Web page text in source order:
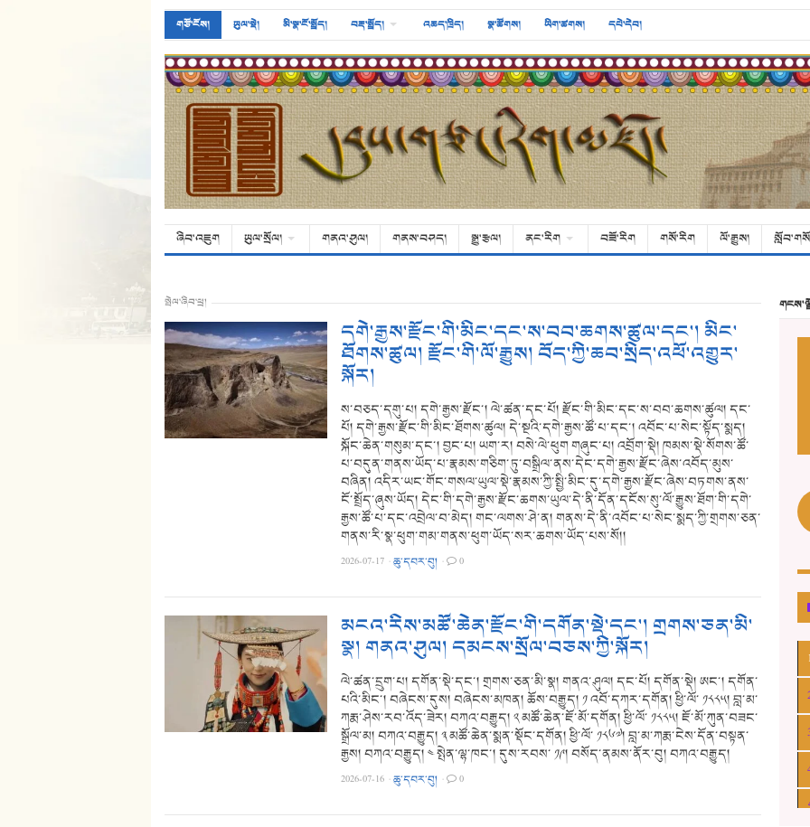
གཙོ་ངོས། ཡུལ་སྡེ། མི་སྣ་ངོ་སྤྲོད། བརྡ་སྤྲོད། འཆད་ཁྲིད། སྣ་ཚོགས། ཡིག་ཚགས། དཔེ་དེབ།
ཞིབ་འཇུག ཡུལ་སྲོལ། གནའ་ཤུལ། གནས་བཤད། སྒྱུ་རྩལ། ནང་རིག བཟོ་རིག གསོ་རིག ལོ་རྒྱུས།
སྤེལ་ཞིབ་ཕྲ།
དགེ་རྒྱས་རྫོང་གི་མིང་དང་ས་བབ་ཆགས་ཚུལ་དང་། མིང་
ཐོགས་ཚུལ། རྫོང་གི་ལོ་རྒྱུས། བོད་ཀྱི་ཆབ་སྲིད་འཕོ་འགྱུར་
སྐོར།
ས་བཅད་དགུ་པ། དགེ་རྒྱས་རྫོང་། ལེ་ཚན་དང་པོ། རྫོང་གི་མིང་དང་ས་བབ་ཆགས་ཚུལ། དང་
པོ། དགེ་རྒྱས་རྫོང་གི་མིང་ཐོགས་ཚུལ། དེ་སྔའི་དགེ་རྒྱས་ཚོ་པ་དང་། འབོང་པ་སེང་སྟོད་སྨད།
སྐོང་ཆེན་གསུམ་དང་། བྱང་པ། ཡག་ར། བསེ་ལེ་ཕུག གཞུང་པ། འབྲོག་སྡེ། ཁམས་སྡེ་སོགས་ཚོ་
པ་བདུན་གནས་ཡོད་པ་རྣམས་གཅིག་ཏུ་བསྒྲིལ་ནས་དེང་དགེ་རྒྱས་རྫོང་ཞེས་འབོད་མུས་
བཞིན། འདིར་ཡང་གོང་གསལ་ཡུལ་སྡེ་རྣམས་ཀྱི་སྤྱི་མིང་དུ་དགེ་རྒྱས་རྫོང་ཞེས་བཏགས་ནས་
ངོ་སྤྲོད་ཞུས་ཡོད། དེང་གི་དགེ་རྒྱས་རྫོང་ཆགས་ཡུལ་དེ་ནི་དོན་དངོས་སུ་ལོ་རྒྱུས་ཐོག་གི་དགེ་
རྒྱས་ཚོ་པ་དང་འབྲེལ་བ་མེད། གང་ལགས་ཤེ་ན། གནས་དེ་ནི་འབོང་པ་སེང་སྨད་ཀྱི་གྲགས་ཅན་
གནས་རི་སྣ་ཕུག་གམ་གནས་ཕུག་ཡོད་སར་ཆགས་ཡོད་པས་སོ།།
2026-07-17 ·ཆུ་དབར་བུ། · 0
མངའ་རིས་མཚོ་ཆེན་རྫོང་གི་དགོན་སྡེ་དང་། གྲགས་ཅན་མི་
སྣ། གནའ་ཤུལ། དམངས་སྲོལ་བཅས་ཀྱི་སྐོར།
ལེ་ཚན་དྲུག་པ། དགོན་སྡེ་དང་། གྲགས་ཅན་མི་སྣ། གནའ་ཤུལ། དང་པོ། དགོན་སྡེ། ཨང་། དགོན་
པའི་མིང་། བཞེངས་དུས། བཞེངས་མཁན། ཆོས་བརྒྱུད། ༡ འབོ་དཀར་དགོན། ཕྱི་ལོ་ ༡༨༨༥། བླ་མ་
ཀརྨ་ཤེས་རབ་འོད་ཟེར། བཀའ་བརྒྱུད། ༢ མཚོ་ཆེན་ཇོ་མོ་དགོན། ཕྱི་ལོ་ ༡༨༨༥། ཇོ་མོ་ཀུན་བཟང་
སྒྲོལ་མ། བཀའ་བརྒྱུད། ༣ མཚོ་ཆེན་སྨན་སྡོང་དགོན། ཕྱི་ལོ་ ༡༨༦༧། བླ་མ་ཀརྨ་ངེས་དོན་བསྟན་
རྒྱས། བཀའ་བརྒྱུད། ༤ སྤེན་ལྷ་ཁང་། དུས་རབས་ ༡༩། བསོད་ནམས་ནོར་བུ། བཀའ་བརྒྱུད།
2026-07-16 ·ཆུ་དབར་བུ། · 0